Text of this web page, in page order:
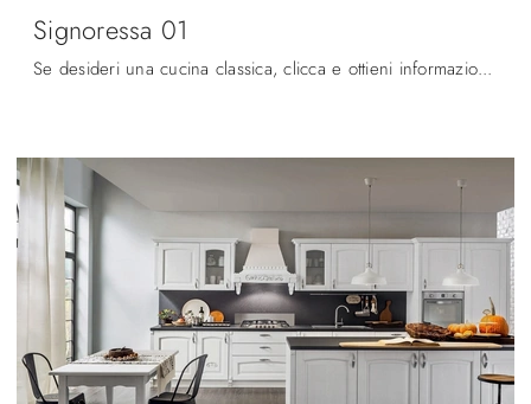
Signoressa 01
Se desideri una cucina classica, clicca e ottieni informazioni sul modello Signoressa 01 Ar-Tre.